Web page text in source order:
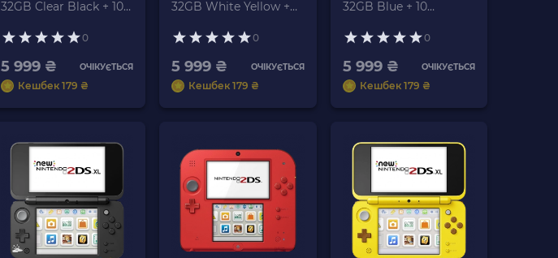
32GB Clear Black + 10
0
5 999 ₴ ОЧІКУЄТЬСЯ
Кешбек 179 ₴
32GB White Yellow +
У
0
5 999 ₴ ОЧІКУЄТЬСЯ
Кешбек 179 ₴
32GB Blue + 10
0
5 999 ₴ ОЧІКУЄТЬСЯ
Кешбек 179 ₴